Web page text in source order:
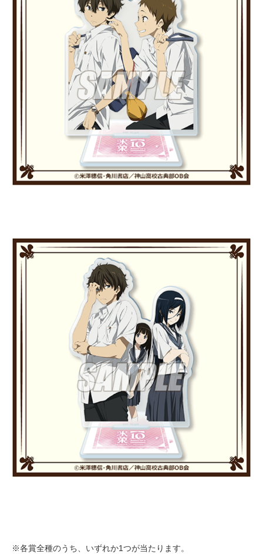
※各賞全種のうち、いずれか1つが当たります。